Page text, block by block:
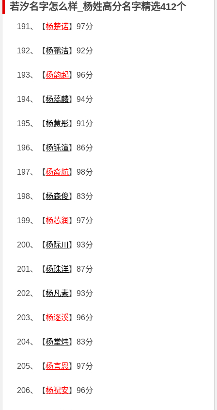
若汐名字怎么样_杨姓高分名字精选412个
191、【杨楚诺】97分
192、【杨鹂洁】92分
193、【杨韵起】96分
194、【杨蕊麟】94分
195、【杨慧彤】91分
196、【杨铄渲】86分
197、【杨裔航】98分
198、【杨森俊】83分
199、【杨芯润 】97分
200、【杨际川 】93分
201、【杨珠洋】87分
202、【杨凡素】93分
203、【杨逐溪】96分
204、【杨堂炜】83分
205、【杨言恩】97分
206、【杨祝安】96分